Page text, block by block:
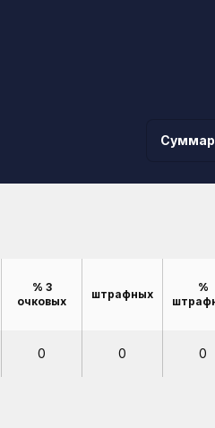
% 3
очковых
штрафных
%
0 0 0